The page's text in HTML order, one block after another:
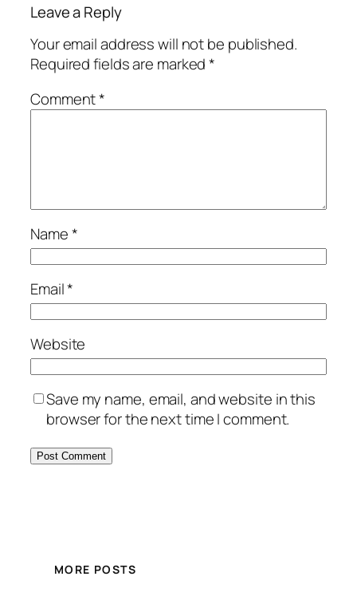
Leave a Reply
Your email address will not be published.
Required fields are marked*
Comment*
Name*
Email*
Website
Save my name, email, and website in this
browser for the next time I comment.
MORE POSTS